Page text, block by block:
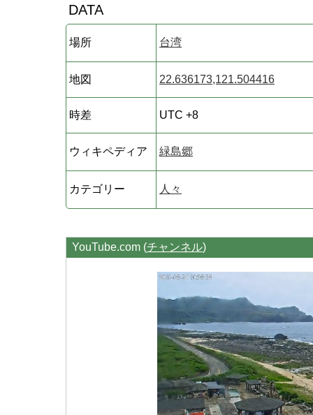
DATA
場所 台湾
地図 22.636173,121.504416
時差 UTC +8
ウィキペディア 緑島郷
カテゴリー 人々
YouTube.com (チャンネル)